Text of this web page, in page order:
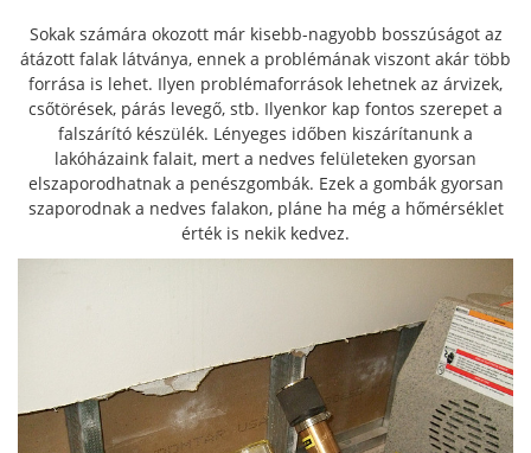
Sokak számára okozott már kisebb-nagyobb bosszúságot az
átázott falak látványa, ennek a problémának viszont akár több
forrása is lehet. Ilyen problémaforrások lehetnek az árvizek,
csőtörések, párás levegő, stb. Ilyenkor kap fontos szerepet a
falszárító készülék. Lényeges időben kiszárítanunk a
lakóházaink falait, mert a nedves felületeken gyorsan
elszaporodhatnak a penészgombák. Ezek a gombák gyorsan
szaporodnak a nedves falakon, pláne ha még a hőmérséklet
érték is nekik kedvez.